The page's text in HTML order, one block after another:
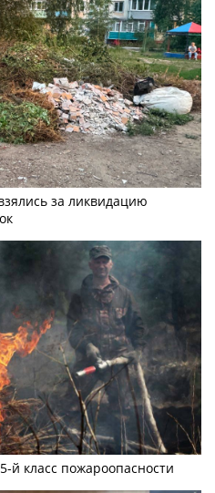
за ликвидацию
й класс пожароопасности